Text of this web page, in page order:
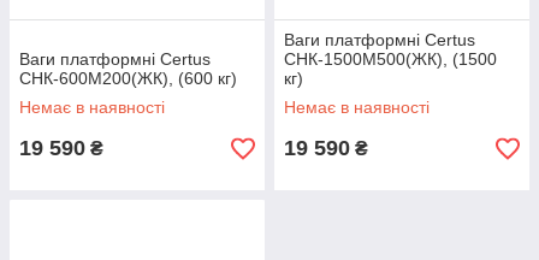
Ваги платформні Certus
СНК-600М200(ЖК), (600 кг)
Немає в наявності
19 590 ₴
Ваги платформні Certus
СНК-1500М500(ЖК), (1500
кг)
Немає в наявності
19 590 ₴